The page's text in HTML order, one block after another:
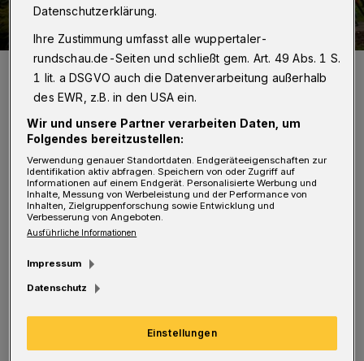
Die Barmer Anlagen „glänzen“ jetzt im wahrsten Sinn des Wortes
durch eine Tony-Cragg-Skulptur.
Foto: Björn Ueberholz
Von Klaus-Günther Conrads
M hat nicht nur das Fischertal in den
Barmer Anlagen einen neuen, ungewöhnlichen
Fixpunkt, sondern der Künstler löste auch ein
Versprechen ein: Als nahe dem Toelleturm
Datenschutzerklärung.
Ihre Zustimmung umfasst alle wuppertaler-
rundschau.de-Seiten und schließt gem. Art. 49 Abs. 1 S.
1 lit. a DSGVO auch die Datenverarbeitung außerhalb
des EWR, z.B. in den USA ein.
Wir und unsere Partner verarbeiten Daten, um
Folgendes bereitzustellen:
Verwendung genauer Standortdaten. Endgeräteeigenschaften zur
Identifikation aktiv abfragen. Speichern von oder Zugriff auf
Informationen auf einem Endgerät. Personalisierte Werbung und
Inhalte, Messung von Werbeleistung und der Performance von
Inhalten, Zielgruppenforschung sowie Entwicklung und
Verbesserung von Angeboten.
Ausführliche Informationen
Impressum
Datenschutz
Einstellungen